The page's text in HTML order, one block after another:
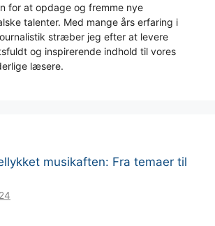
for at opdage og fremme nye
talenter. Med mange års erfaring i
stræber jeg efter at levere
og inspirerende indhold til vores
læsere.
musikaften: Fra temaer til